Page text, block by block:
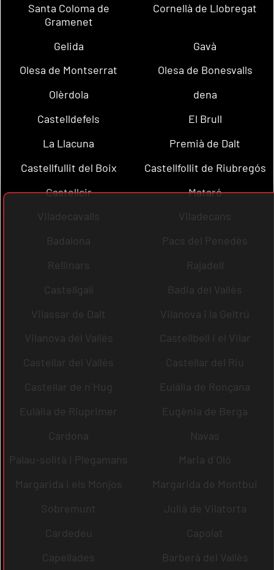
Santa Coloma de
Gramenet
Cornellà de Llobregat
Gelida
Gavà
Olesa de Montserrat
Olesa de Bonesvalls
Olèrdola
dena
Castelldefels
El Brull
La Llacuna
Premià de Dalt
Castellfullit del Boix
Castellfollit de Riubregós
Castellcir
Mataró
Viladecavalls
Viladecans
Badalona
Pacs del Penedès
Rellinars
Rajadell
Castellgalí
Badia del Vallès
Vilassar de Dalt
Vilanova i la Geltrú
Vilanova del Vallès
Castellbell i el Vilar
Castellar del Vallès
Castellar del Riu
Castellar de n´Hug
Eulàlia de Ronçana
Eulàlia de Riuprimer
Eugènia de Berga
Cardona
Navas
Palau-solità i Plegamans
Maria d´Oló
Margarida i els Monjos
Margarida de Montbui
Sobremunt
Julià de Vilatorta
Cardedeu
Capolat
Capellades
Barberà del Vallès